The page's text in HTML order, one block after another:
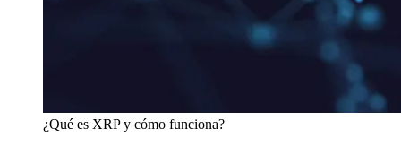
¿Qué es XRP y cómo funciona?